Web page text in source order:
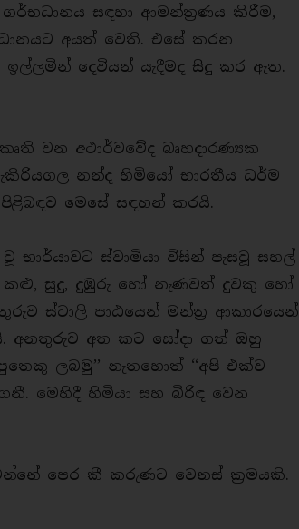
සඳහා ආමන්ත්‍රණය කිරීම,
අයත් වෙති. එසේ කරන
දෙවියන් යැදීමද සිදු කර ඇත.
වන අථාර්වවේද බෘහදාරණ්‍යක
ඇකිරියගල නන්ද හිමියෝ භාරතීය ධර්ම
මෙසේ සඳහන් කරයි.
භාර්යාවට ස්වාමියා විසින් පැසවූ සහල්
කළු, සුදු, දුඹුරු හෝ නැණවත් දුවකු හෝ
ස්ටාලි පාඨයෙන් මන්ත්‍ර ආකාරයෙන්
අනතුරුව අත කට සෝදා ගත් ඔහු
ලබමු’’ නැතහොත් ‘‘අපි එක්ව
මෙහිදී හිමියා සහ බිරිඳ වෙන
වන්නේ පෙර කී කරුණට වෙනස් ක්‍රමයකි.